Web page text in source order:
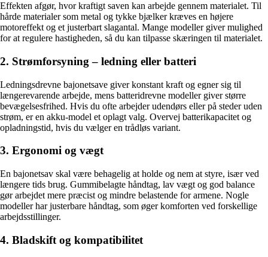
Effekten afgør, hvor kraftigt saven kan arbejde gennem materialet. Til
hårde materialer som metal og tykke bjælker kræves en højere
motoreffekt og et justerbart slagantal. Mange modeller giver mulighed
for at regulere hastigheden, så du kan tilpasse skæringen til materialet.
2. Strømforsyning – ledning eller batteri
Ledningsdrevne bajonetsave giver konstant kraft og egner sig til
længerevarende arbejde, mens batteridrevne modeller giver større
bevægelsesfrihed. Hvis du ofte arbejder udendørs eller på steder uden
strøm, er en akku-model et oplagt valg. Overvej batterikapacitet og
opladningstid, hvis du vælger en trådløs variant.
3. Ergonomi og vægt
En bajonetsav skal være behagelig at holde og nem at styre, især ved
længere tids brug. Gummibelagte håndtag, lav vægt og god balance
gør arbejdet mere præcist og mindre belastende for armene. Nogle
modeller har justerbare håndtag, som øger komforten ved forskellige
arbejdsstillinger.
4. Bladskift og kompatibilitet